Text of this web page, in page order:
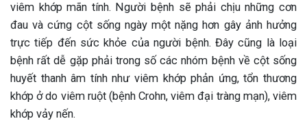
viêm khớp mãn tính. Người bệnh sẽ phải chịu những cơn
đau và cứng cột sống ngày một nặng hơn gây ảnh hưởng
trực tiếp đến sức khỏe của người bệnh. Đây cũng là loại
bệnh rất dễ gặp phải trong số các nhóm bệnh về cột sống
huyết thanh âm tính như viêm khớp phản ứng, tổn thương
khớp ở do viêm ruột (bệnh Crohn, viêm đại tràng mạn), viêm
khớp vảy nến.